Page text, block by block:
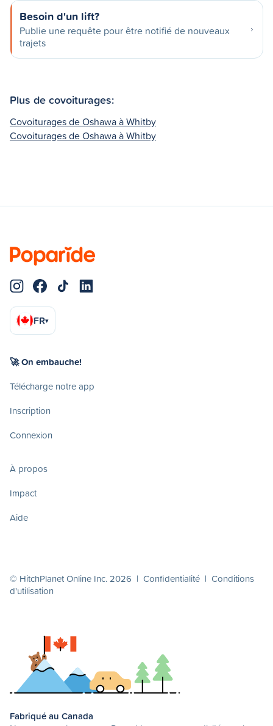
Besoin d'un lift?
Publie une requête pour être notifié de nouveaux
trajets
Plus de covoiturages:
Covoiturages de Oshawa à Whitby
Covoiturages de Oshawa à Whitby
FR▾
🚀 On embauche!
Télécharge notre app
Inscription
Connexion
À propos
Impact
Aide
© HitchPlanet Online Inc. 2026 | Confidentialité | Conditions
d'utilisation
Fabriqué au Canada